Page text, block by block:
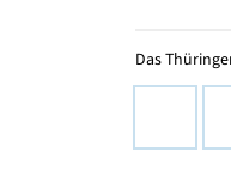
Das